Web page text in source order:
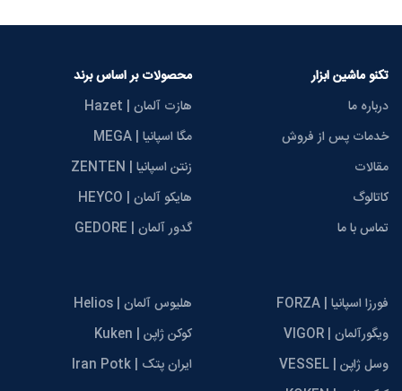
تکنو ماشین ابزار
درباره ما
خدمات پس از فروش
مقالات
کاتالوگ
تماس با ما
محصولات بر اساس برند
هازت آلمان | Hazet
مگا اسپانیا | MEGA
زنتن اسپانیا | ZENTEN
هایکو آلمان | HEYCO
گدور آلمان | GEDORE
فورزا اسپانیا | FORZA
ویگورآلمان | VIGOR
وسل ژاپن | VESSEL
هلیوس آلمان | Helios
کوکن ژاپن | Kuken
ایران پتک | Iran Potk